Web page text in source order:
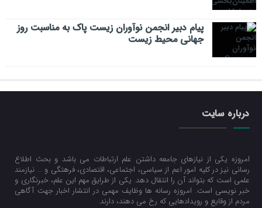
پیام دبیر انجمن نوآوران زیست پاک به مناسبت روز
جهانی محیط زیست
درباره سایت
امروزه یکی از نیازهای جامعه داشتن علم ارتباطات می باشد و بحث اطلاع
رسانی نیز در کلیه امور اعم از سیاسی، اجتماعی، اقتصادی، فرهتگی و … نیازمند
علمی است که بتواند آن را انتقال دهد. یکی از طرایق مهم این علم، خبرنگاری و
خبر نویسی است. امروزه رسانه ها وظایف مهمی در انتشار اخبار جهت آگاهی
مردم از وقایع و رویدادهایی که رخ می دهند، دارند.